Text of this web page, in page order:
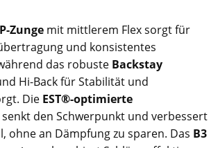
Zunge mit mittlerem Flex sorgt für
und konsistentes
das robuste Backstay
Hi-Back für Stabilität und
Die EST®-optimierte
senkt den Schwerpunkt und verbessert
ohne an Dämpfung zu sparen. Das B3